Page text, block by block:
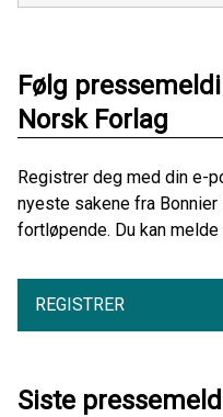
Følg
Norsk Forlag
Registrer deg med din e-
nyeste sakene fra
fortløpende. Du kan
REGISTRER
Siste